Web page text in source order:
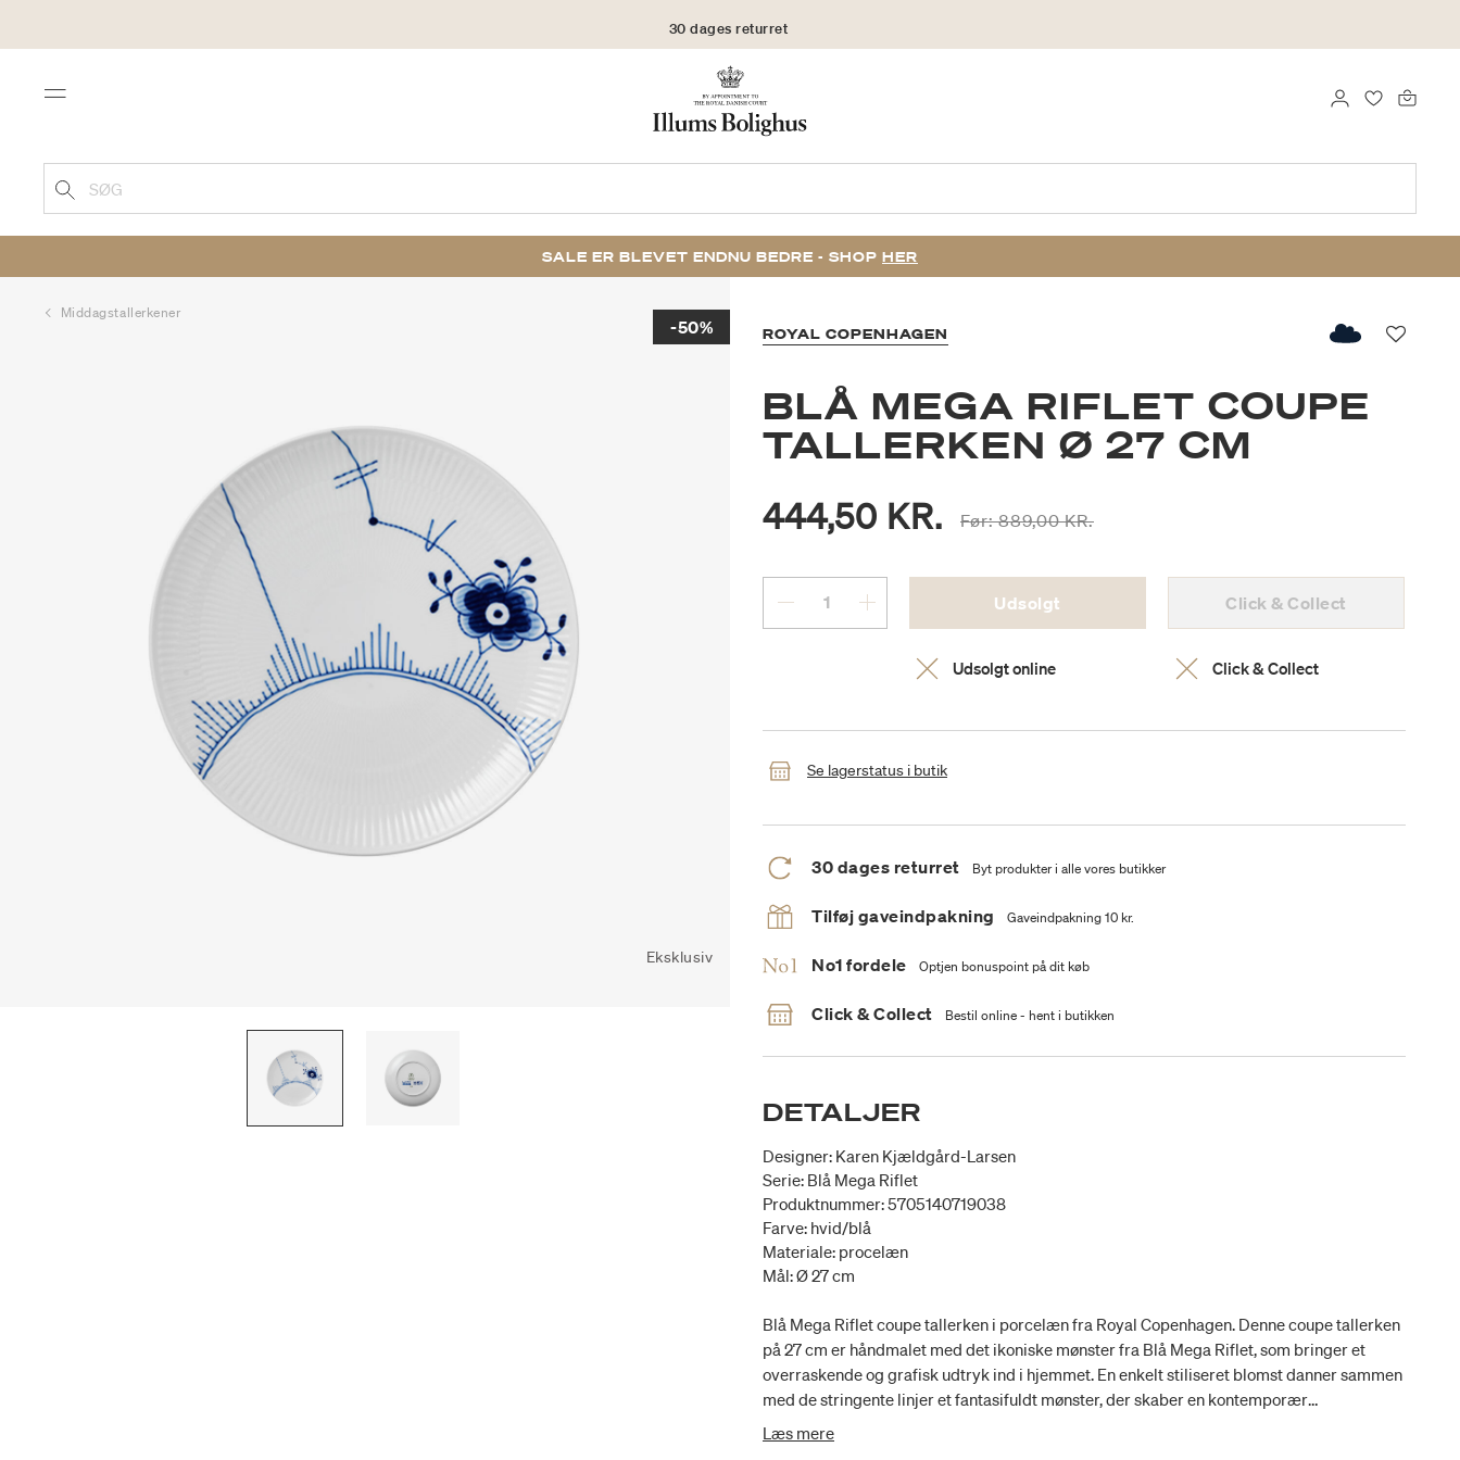
30 dages returret
Menu LOG IND
SØG
SALE ER BLEVET ENDNU BEDRE - SHOP HER
Middagstallerkener
-50%
Eksklusiv
ROYAL COPENHAGEN
BLÅ MEGA RIFLET COUPE
TALLERKEN Ø 27 CM
444,50 KR. Prisen er nedsat fra
Før:889,00 KR.til
Udsolgt Click & Collect
Udsolgt online Click & Collect
Se lagerstatus i butik
30 dages returret Byt produkter i alle vores butikker
Tilføj gaveindpakning Gaveindpakning 10 kr.
No1 fordele Optjen bonuspoint på dit køb
Click & Collect Bestil online - hent i butikken
DETALJER
Designer: Karen Kjældgård-Larsen
Serie: Blå Mega Riflet
Produktnummer: 5705140719038
Farve: hvid/blå
Materiale: procelæn
Mål: Ø 27 cm
Blå Mega Riflet coupe tallerken i porcelæn fra Royal Copenhagen. Denne coupe tallerken
på 27 cm er håndmalet med det ikoniske mønster fra Blå Mega Riflet, som bringer et
overraskende og grafisk udtryk ind i hjemmet. En enkelt stiliseret blomst danner sammen
med de stringente linjer et fantasifuldt mønster, der skaber en kontemporær
borddækning til hver en tid.
Læs mere